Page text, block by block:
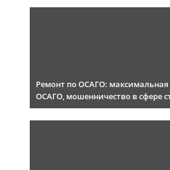
Ремонт по ОСАГО:
ОСАГО, мошенничество в сфере